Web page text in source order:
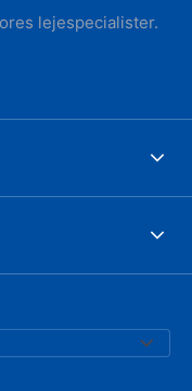
lejespecialister.